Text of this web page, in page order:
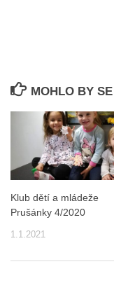
MOHLO BY
Klub dětí a mládeže
Prušánky 4/2020
1.1.2021